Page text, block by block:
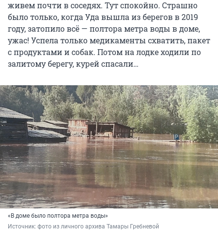
живем почти в соседях. Тут спокойно. Страшно
было только, когда Уда вышла из берегов в 2019
году, затопило всё — полтора метра воды в доме,
ужас! Успела только медикаменты схватить, пакет
с продуктами и собак. Потом на лодке ходили по
залитому берегу, курей спасали…
«В доме было полтора метра воды»
Источник: фото из личного архива Тамары Гребневой